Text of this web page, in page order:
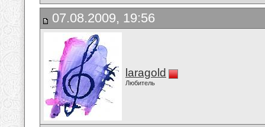
07.08.2009, 19:56
laragold
Любитель